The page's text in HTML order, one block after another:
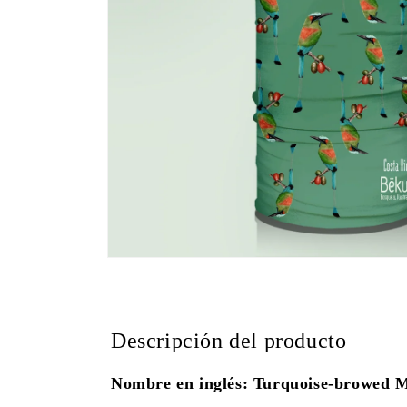
una
ventana
Descripción del producto
Nombre en inglés: Turquoise-browed